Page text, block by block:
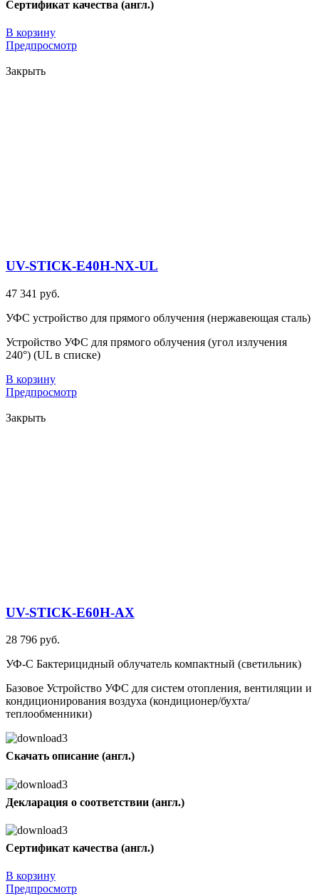
Сертификат качества (англ.)
В корзину
Предпросмотр
Закрыть
UV-STICK-E40H-NX-UL
47 341 руб.
УФС устройство для прямого облучения (нержавеющая сталь)
Устройство УФС для прямого облучения (угол излучения
240°) (UL в списке)
В корзину
Предпросмотр
Закрыть
UV-STICK-E60H-AX
28 796 руб.
УФ-С Бактерицидный облучатель компактный (светильник)
Базовое Устройство УФС для систем отопления, вентиляции и
кондиционирования воздуха (кондиционер/бухта/
теплообменники)
Скачать описание (англ.)
Декларация о соответствии (англ.)
Сертификат качества (англ.)
В корзину
Предпросмотр